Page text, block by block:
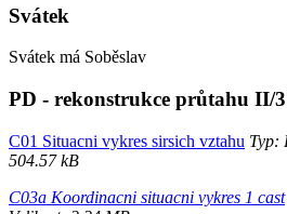
Svátek
Svátek má Soběslav
PD - rekonstrukce průtahu II/
C01 Situacni vykres sirsich vztahu Typ:
504.57 kB
C03a Koordinacni situacni vykres 1 cast